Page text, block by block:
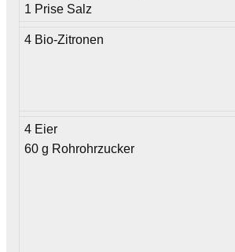
1 Prise Salz
4 Bio-Zitronen
4 Eier
60 g Rohrohrzucker